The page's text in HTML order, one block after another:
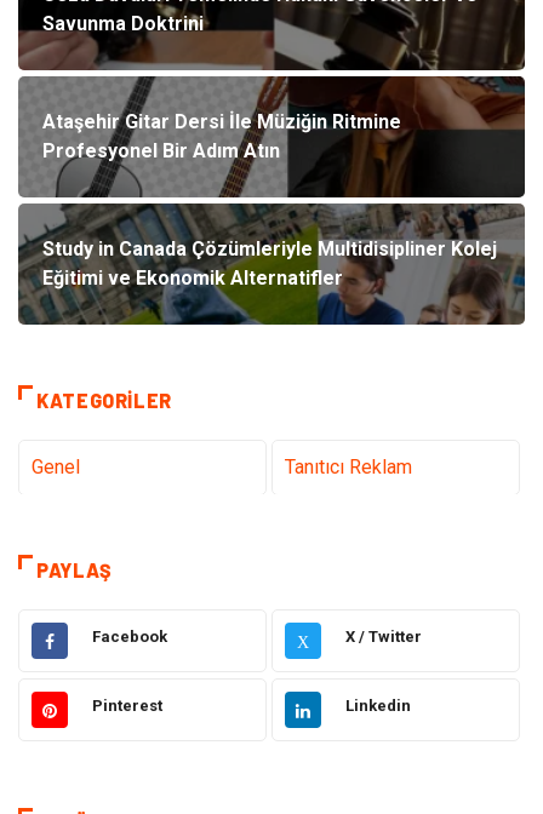
Savunma Doktrini
Ataşehir Gitar Dersi İle Müziğin Ritmine
Profesyonel Bir Adım Atın
Study in Canada Çözümleriyle Multidisipliner Kolej
Eğitimi ve Ekonomik Alternatifler
KATEGORILER
Genel Tanıtıcı Reklam
Hukuk Elektrik Elektronik
Güzellik & Bakım Moda
PAYLAŞ
Facebook X X / Twitter
Pinterest Linkedin